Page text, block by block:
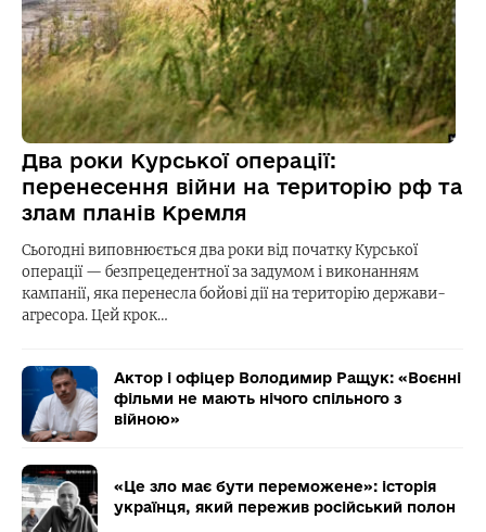
Два роки Курської операції:
перенесення війни на територію рф та
злам планів Кремля
Сьогодні виповнюється два роки від початку Курської
операції — безпрецедентної за задумом і виконанням
кампанії, яка перенесла бойові дії на територію держави-
агресора. Цей крок…
Актор і офіцер Володимир Ращук: «Воєнні
фільми не мають нічого спільного з
війною»
«Це зло має бути переможене»: історія
українця, який пережив російський полон